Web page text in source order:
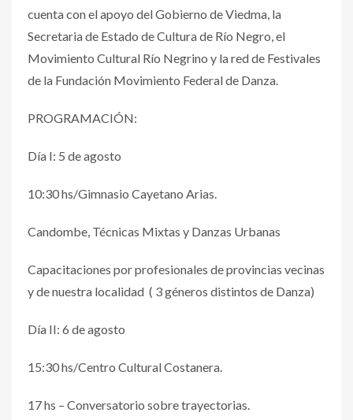
cuenta con el apoyo del Gobierno de Viedma, la
Secretaria de Estado de Cultura de Río Negro, el
Movimiento Cultural Río Negrino y la red de Festivales
de la Fundación Movimiento Federal de Danza.
PROGRAMACIÓN:
Día I: 5 de agosto
10:30 hs/Gimnasio Cayetano Arias.
Candombe, Técnicas Mixtas y Danzas Urbanas
Capacitaciones por profesionales de provincias vecinas
y de nuestra localidad ( 3 géneros distintos de Danza)
Día II: 6 de agosto
15:30 hs/Centro Cultural Costanera.
17 hs – Conversatorio sobre trayectorias.